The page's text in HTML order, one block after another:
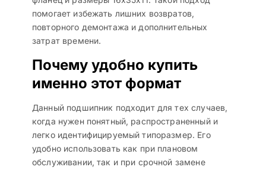
помогает избежать лишних возвратов,
повторного демонтажа и дополнительных
затрат времени.
Почему удобно купить
именно этот формат
Данный подшипник подходит для тех случаев,
когда нужен понятный, распространенный и
легко идентифицируемый типоразмер. Его
удобно использовать как при плановом
обслуживании, так и при срочной замене